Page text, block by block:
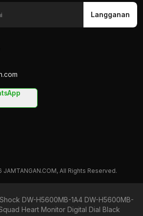
Langganan
All Rights Reserved.
DW-H5600MB-1A4 DW-H5600MB-
Heart Monitor Digital Dial Black